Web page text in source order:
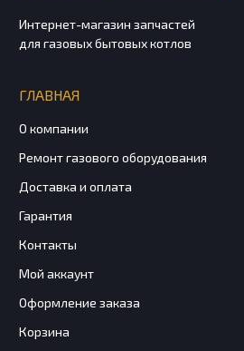
Интернет-магазин запчастей
для газовых бытовых котлов
ГЛАВНАЯ
О компании
Ремонт газового оборудования
Доставка и оплата
Гарантия
Контакты
Мой аккаунт
Оформление заказа
Корзина